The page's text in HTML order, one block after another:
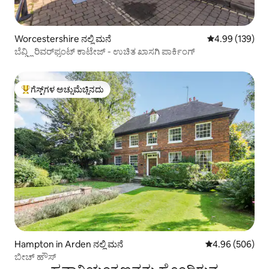
Worcestershire ನಲ್ಲಿ ಮನೆ 5 ರಲ್ಲಿ 4.99
4.99 (139)
ಬೆವ್ಡ್ಲಿ ರಿವರ್‌ಫ್ರಂಟ್ ಕಾಟೇಜ್ - ಉಚಿತ ಖಾಸಗಿ ಪಾರ್ಕಿಂಗ್
ಗೆಸ್ಟ್‌ಗಳಿಗೆ ಅತಿ ಹೆಚ್ಚು ಅಚ್ಚುಮೆಚ್ಚಿನದು
ಗೆಸ್ಟ್‌ಗಳ ಅಚ್ಚುಮೆಚ್ಚಿನದು
Hampton in Arden ನಲ್ಲಿ ಮನೆ 5 ರಲ್ಲಿ 4.96
4.96 (506)
ಬೀಚ್ ಹೌಸ್